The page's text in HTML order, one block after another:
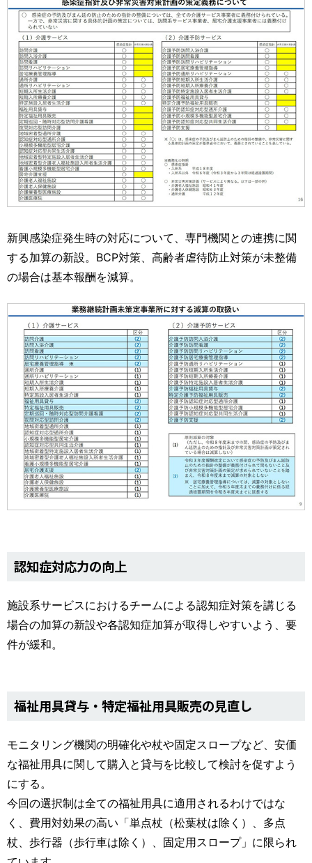
新興感染症発生時の対応について、専門機関との連携に関
する加算の新設。BCP対策、高齢者虐待防止対策が未整備
の場合は基本報酬を減算。
認知症対応力の向上
施設系サービスにおけるチームによる認知症対策を講じる
場合の加算の新設や各認知症加算が取得しやすいよう、要
件が緩和。
福祉用具貸与・特定福祉用具販売の見直し
モニタリング機関の明確化や杖や固定スロープなど、安価
な福祉用具に関して購入と貸与を比較して検討を促すよう
にする。
今回の選択制は全ての福祉用具に適用されるわけではな
く、費用対効果の高い「単点杖（松葉杖は除く）、多点
杖、歩行器（歩行車は除く）、固定用スロープ」に限られ